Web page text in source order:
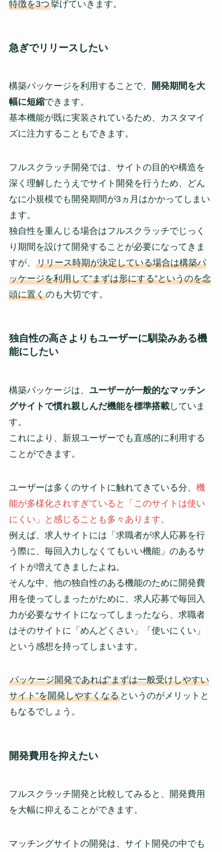
特徴を3つ挙げていきます。
急ぎでリリースしたい
構築パッケージを利用することで、
開発期間を大
幅に短縮できます。
基本機能が既に実装されているため、カスタマイ
ズに注力することもできます。
フルスクラッチ開発では、サイトの目的や構造を
深く理解したうえでサイト開発を行うため、どん
なに小規模でも開発期間が3ヵ月はかかってしまい
ます。
独自性を重んじる場合はフルスクラッチでじっく
り期間を設けて開発することが必要になってきま
すが、 リリース時期が決定している場合は構築パ
ッケージを利用して”まずは形にする”というのを念
頭に置くのも大切です。
独自性の高さよりもユーザーに馴染みある機
能にしたい
構築パッケージは、 ユーザーが一般的なマッチン
グサイトで慣れ親しんだ機能を標準搭載していま
す。
これにより、新規ユーザーでも直感的に利用する
ことができます。
ユーザーは多くのサイトに触れてきている分、 機
能が多様化されすぎていると「このサイトは使い
にくい」と感じることも多々あります。
例えば、求人サイトには「求職者が求人応募を行
う際に、毎回入力しなくてもいい機能」のあるサ
イトが増えてきましたよね。
そんな中、他の独自性のある機能のために開発費
用を使ってしまったがために、求人応募で毎回入
力が必要なサイトになってしまったなら、求職者
はそのサイトに「めんどくさい」「使いにくい」
という感想を持ってしまいます。
パッケージ開発であれば”まずは一般受けしやすい
サイト”を開発しやすくなるというのがメリットと
もなるでしょう。
開発費用を抑えたい
フルスクラッチ開発と比較してみると、開発費用
を大幅に抑えることができます。
マッチングサイトの開発は、サイト開発の中でも